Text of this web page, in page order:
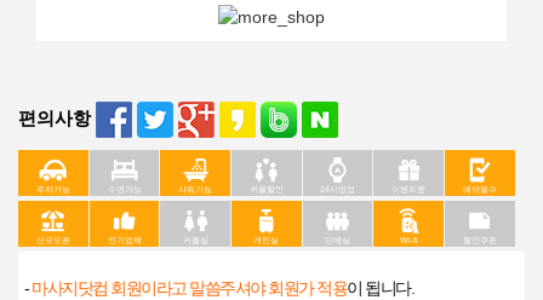
편의사항
주차가능 수면가능 샤워가능 커플할인 24시영업 이벤트중 예약필수
신규오픈 인기업체 커플실 개인실 단체실 Wi-fi 할인쿠폰
-마사지닷컴 회원이라고 말씀주셔야 회원가 적용이 됩니다.